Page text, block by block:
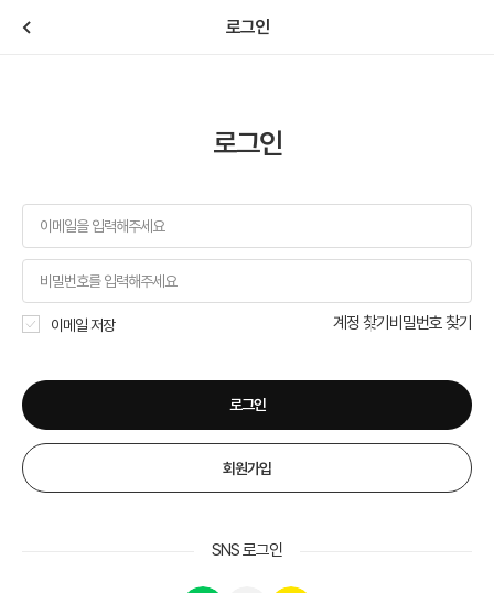
로그인
로그인
이메일 저장 계정 찾기 비밀번호 찾기
로그인
회원가입
SNS 로그인